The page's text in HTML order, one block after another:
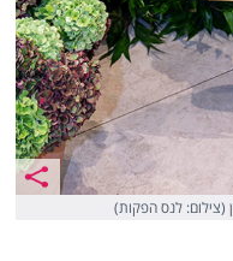
לנס הפקות)